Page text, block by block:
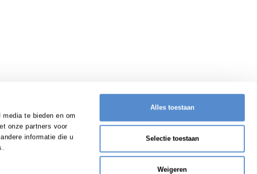
te bieden en om
onze partners voor
informatie die u
Alles toestaan
Selectie toestaan
Weigeren